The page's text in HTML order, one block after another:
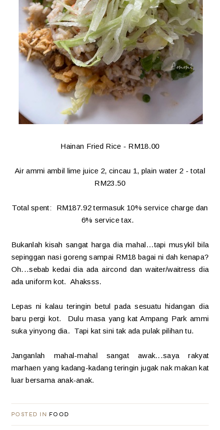
Hainan Fried Rice - RM18.00
Air ammi ambil lime juice 2, cincau 1, plain water 2 - total
RM23.50
Total spent: RM187.92 termasuk 10% service charge dan
6% service tax.
Bukanlah kisah sangat harga dia mahal...tapi musykil bila
sepinggan nasi goreng sampai RM18 bagai ni dah kenapa?
Oh...sebab kedai dia ada aircond dan waiter/waitress dia
ada uniform kot. Ahaksss.
Lepas ni kalau teringin betul pada sesuatu hidangan dia
baru pergi kot. Dulu masa yang kat Ampang Park ammi
suka yinyong dia. Tapi kat sini tak ada pulak pilihan tu.
Janganlah mahal-mahal sangat awak...saya rakyat
marhaen yang kadang-kadang teringin jugak nak makan kat
luar bersama anak-anak.
POSTED IN FOOD